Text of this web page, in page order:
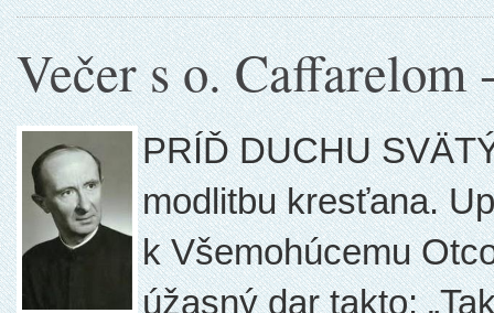
Večer s o. Caffarelom
PRÍĎ DUCHU
modlitbu kresťana.
k Všemohúcemu
úžasný dar takto: